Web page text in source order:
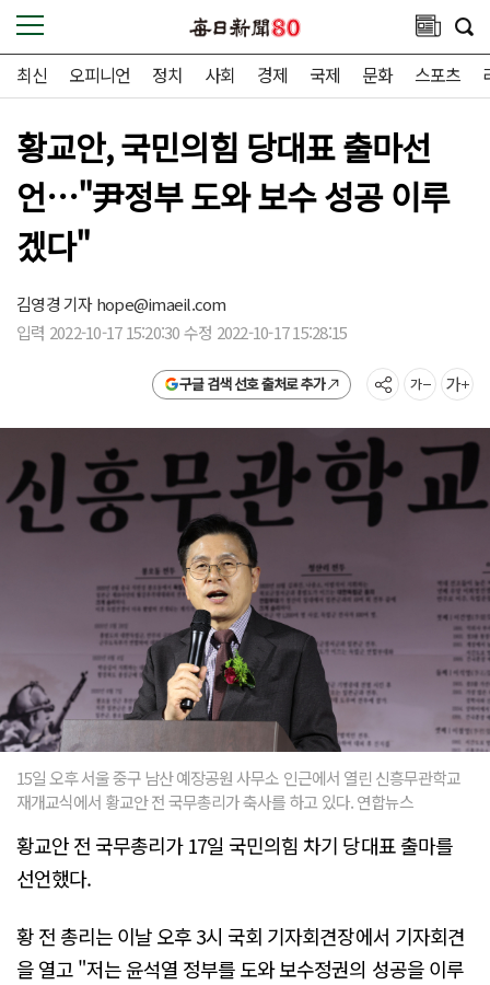
최신 오피니언 정치 사회 경제 국제 문화 스포츠
황교안, 국민의힘 당대표 출마선
언…"尹정부 도와 보수 성공 이루
겠다"
김영경 기자hope@imaeil.com
입력 2022-10-17 15:20:30 수정 2022-10-17 15:28:15
구글 검색 선호 출처로 추가
15일 오후 서울 중구 남산 예장공원 사무소 인근에서 열린 신흥무관학교
재개교식에서 황교안 전 국무총리가 축사를 하고 있다. 연합뉴스
황교안 전 국무총리가 17일 국민의힘 차기 당대표 출마를
선언했다.
황 전 총리는 이날 오후 3시 국회 기자회견장에서 기자회견
을 열고 "저는 윤석열 정부를 도와 보수정권의 성공을 이루